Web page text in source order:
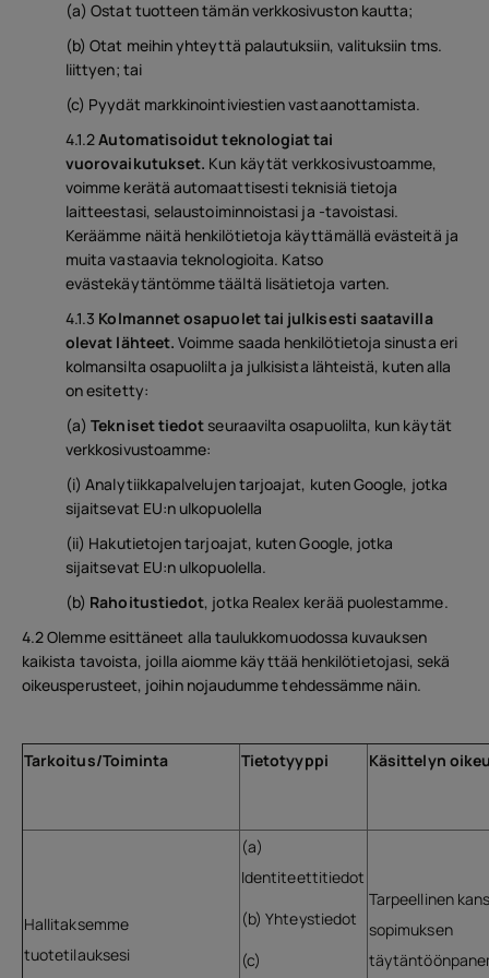
(a) Ostat tuotteen tämän verkkosivuston kautta;
(b) Otat meihin yhteyttä palautuksiin, valituksiin tms.
liittyen; tai
(c) Pyydät markkinointiviestien vastaanottamista.
4.1.2Automatisoidut teknologiat tai
vuorovaikutukset. Kun käytät verkkosivustoamme,
voimme kerätä automaattisesti teknisiä tietoja
laitteestasi, selaustoiminnoistasi ja -tavoistasi.
Keräämme näitä henkilötietoja käyttämällä evästeitä ja
muita vastaavia teknologioita. Katso
evästekäytäntömme täältä lisätietoja varten.
4.1.3 Kolmannet osapuolet tai julkisesti saatavilla
olevat lähteet. Voimme saada henkilötietoja sinusta eri
kolmansilta osapuolilta ja julkisista lähteistä, kuten alla
on esitetty:
(a)Tekniset tiedotseuraavilta osapuolilta, kun käytät
verkkosivustoamme:
(i) Analytiikkapalvelujen tarjoajat, kuten Google, jotka
sijaitsevat EU:n ulkopuolella
(ii) Hakutietojen tarjoajat, kuten Google, jotka
sijaitsevat EU:n ulkopuolella.
(b) Rahoitustiedot, jotka Realex kerää puolestamme.
4.2 Olemme esittäneet alla taulukkomuodossa kuvauksen
kaikista tavoista, joilla aiomme käyttää henkilötietojasi, sekä
oikeusperusteet, joihin nojaudumme tehdessämme näin.
Tarkoitus/Toiminta Tietotyyppi Käsittelyn
Hallitaksemme
tuotetilauksesi
(a)
Identiteettitiedot
(b) Yhteystiedot
(c)
Tarpeellinen
sopimuksen